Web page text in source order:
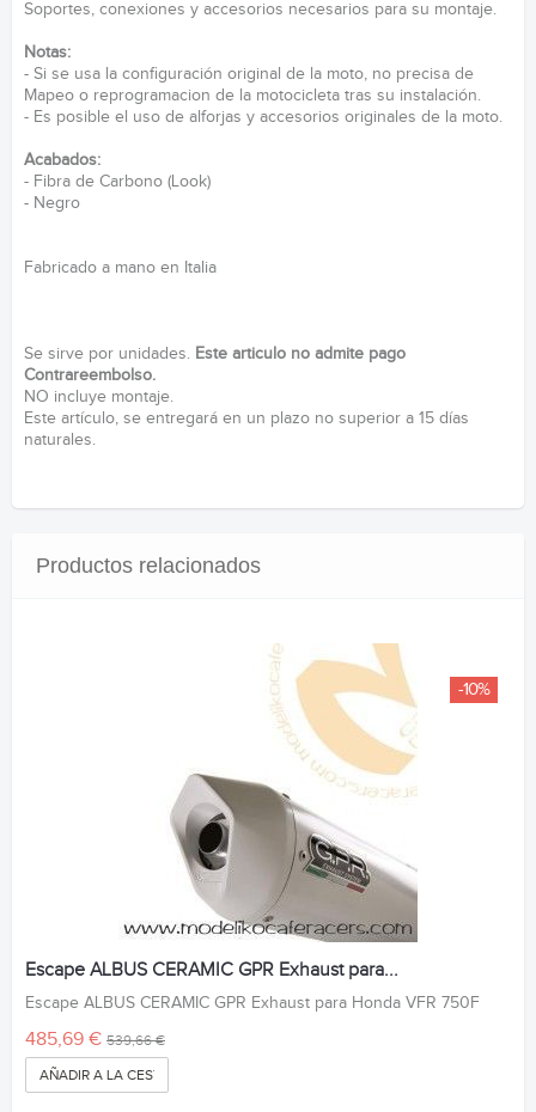
Soportes, conexiones y accesorios necesarios para su montaje.
Notas:
- Si se usa la configuración original de la moto, no precisa de
Mapeo o reprogramacion de la motocicleta tras su instalación.
- Es posible el uso de alforjas y accesorios originales de la moto.
Acabados:
- Fibra de Carbono (Look)
- Negro
Fabricado a mano en Italia
Se sirve por unidades. Este articulo no admite pago
Contrareembolso.
NO incluye montaje.
Este artículo, se entregará en un plazo no superior a 15 días
naturales.
Productos relacionados
-10%
Escape ALBUS CERAMIC GPR Exhaust para...
Escape ALBUS CERAMIC GPR Exhaust para Honda VFR 750F
485,69 € 539,66 €
AÑADIR A LA CESTA